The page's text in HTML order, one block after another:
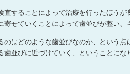
査することによって治療を行ったほう
せていくことによって歯並びが整い、
はどのような歯並びなのか、という点
並びに近づけていく、ということにな